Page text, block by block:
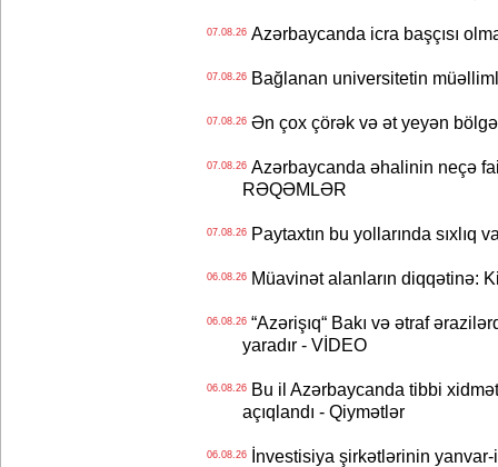
07.08.26Azərbaycanda icra başçısı
07.08.26Bağlanan universitetin
07.08.26Ən çox çörək və ət yeyən
07.08.26Azərbaycanda əhalinin neçə
RƏQƏMLƏR
07.08.26Paytaxtın bu yollarında sıxlıq
06.08.26Müavinət alanların diqqətinə:
06.08.26“Azərişıq“ Bakı və ətraf
yaradır - VİDEO
06.08.26Bu il Azərbaycanda tibbi
açıqlandı - Qiymətlər
06.08.26İnvestisiya şirkətlərinin yanvar-